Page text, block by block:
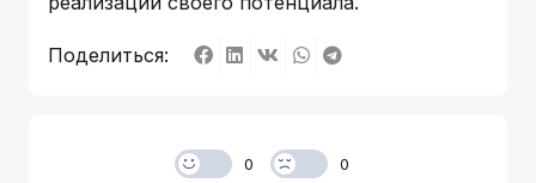
Поделиться:
0 0